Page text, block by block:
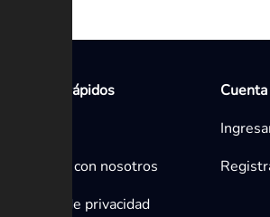
Enlaces rápidos
Contacta con nosotros
Política de privacidad
Cuenta